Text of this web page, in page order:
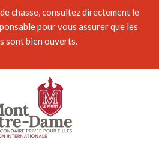
chasse, consultez directement le
pour vous assurer que les
sont bien ouverts.